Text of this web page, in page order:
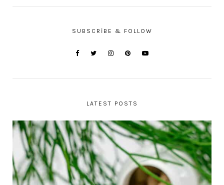
SUBSCRIBE & FOLLOW
LATEST POSTS